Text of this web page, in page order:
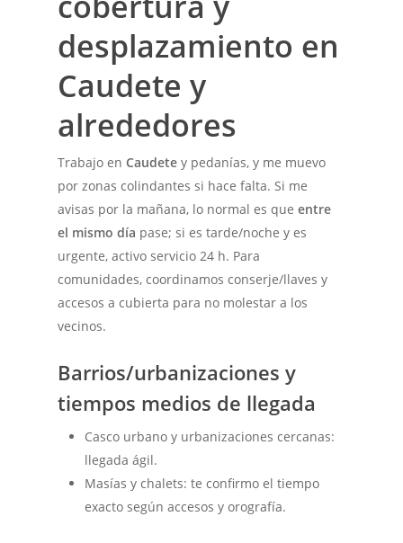
desplazamiento en
Caudete y
alrededores
Trabajo en Caudete y pedanías, y me muevo
por zonas colindantes si hace falta. Si me
avisas por la mañana, lo normal es queentre
el mismo día pase; si es tarde/noche y es
urgente, activo servicio 24 h. Para
comunidades, coordinamos conserje/llaves y
accesos a cubierta para no molestar a los
vecinos.
Barrios/urbanizaciones y
tiempos medios de llegada
Casco urbano y urbanizaciones cercanas:
llegada ágil.
Masías y chalets: te confirmo el tiempo
exacto según accesos y orografía.